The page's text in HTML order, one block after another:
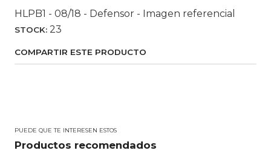
HLPB1 - 08/18 - Defensor - Imagen referencial
STOCK: 23
COMPARTIR ESTE PRODUCTO
PUEDE QUE TE INTERESEN ESTOS
Productos recomendados